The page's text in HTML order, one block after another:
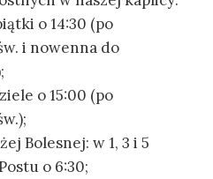
o 14:30 (po
i nowenna do
o 15:00 (po
Bolesnej: w 1, 3 i 5
o 6:30;